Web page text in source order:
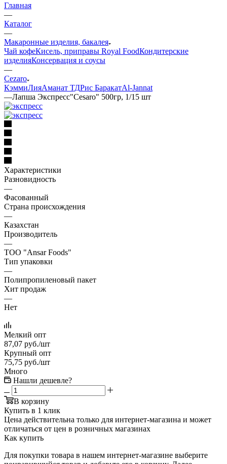
Главная
—
Каталог
—
Макаронные изделия, бакалея
Чай кофеКисель, приправы Royal FoodКондитерские
изделияКонсервация и соусы
—
Cezaro
КэммиЛияАманат ТДРис БаракатAl-Jannat
—Лапша Экспресс"Cesaro" 500гр, 1/15 шт
Характеристики
Разновидность
—
Фасованный
Страна происхождения
—
Казахстан
Производитель
—
ТОО "Ansar Foods"
Тип упаковки
—
Полипропиленовый пакет
Хит продаж
—
Нет
Мелкий опт
87,07 руб./шт
Крупный опт
75,75 руб./шт
Много
Нашли дешевле?
В корзину
Купить в 1 клик
Цена действительна только для интернет-магазина и может
отличаться от цен в розничных магазинах
Как купить
Для покупки товара в нашем интернет-магазине выберите